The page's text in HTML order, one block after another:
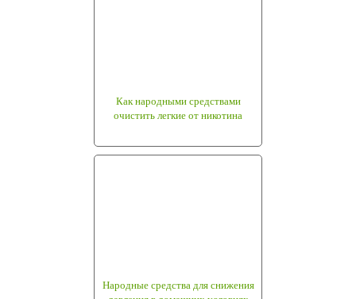
Как народными средствами
очистить легкие от никотина
Народные средства для снижения